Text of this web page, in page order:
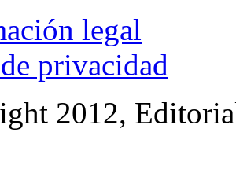
legal
privacidad
2012,